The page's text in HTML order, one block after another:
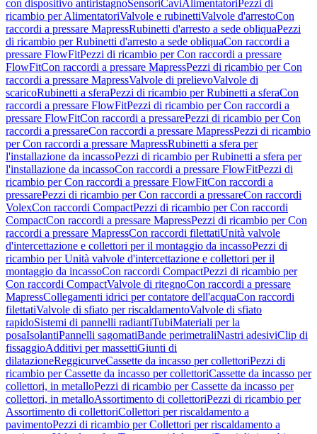
con dispositivo antiristagnoSensoriCaviAlimentatori Pezzi di
ricambio per AlimentatoriValvole e rubinettiValvole d'arrestoCon
raccordi a pressare MapressRubinetti d'arresto a sede obliquaPezzi
di ricambio per Rubinetti d'arresto a sede obliquaCon raccordi a
pressare FlowFitPezzi di ricambio per Con raccordi a pressare
FlowFitCon raccordi a pressare MapressPezzi di ricambio per Con
raccordi a pressare MapressValvole di prelievoValvole di
scaricoRubinetti a sferaPezzi di ricambio per Rubinetti a sferaCon
raccordi a pressare FlowFitPezzi di ricambio per Con raccordi a
pressare FlowFitCon raccordi a pressarePezzi di ricambio per Con
raccordi a pressareCon raccordi a pressare MapressPezzi di ricambio
per Con raccordi a pressare MapressRubinetti a sfera per
l'installazione da incassoPezzi di ricambio per Rubinetti a sfera per
l'installazione da incassoCon raccordi a pressare FlowFitPezzi di
ricambio per Con raccordi a pressare FlowFitCon raccordi a
pressarePezzi di ricambio per Con raccordi a pressareCon raccordi
VolexCon raccordi CompactPezzi di ricambio per Con raccordi
CompactCon raccordi a pressare MapressPezzi di ricambio per Con
raccordi a pressare MapressCon raccordi filettatiUnità valvole
d'intercettazione e collettori per il montaggio da incassoPezzi di
ricambio per Unità valvole d'intercettazione e collettori per il
montaggio da incassoCon raccordi CompactPezzi di ricambio per
Con raccordi CompactValvole di ritegnoCon raccordi a pressare
MapressCollegamenti idrici per contatore dell'acquaCon raccordi
filettatiValvole di sfiato per riscaldamentoValvole di sfiato
rapidoSistemi di pannelli radiantiTubiMateriali per la
posaIsolantiPannelli sagomatiBande perimetraliNastri adesiviClip di
fissaggioAdditivi per massettiGiunti di
dilatazioneReggicurveCassette da incasso per collettoriPezzi di
ricambio per Cassette da incasso per collettoriCassette da incasso per
collettori, in metalloPezzi di ricambio per Cassette da incasso per
collettori, in metalloAssortimento di collettoriPezzi di ricambio per
Assortimento di collettoriCollettori per riscaldamento a
pavimentoPezzi di ricambio per Collettori per riscaldamento a